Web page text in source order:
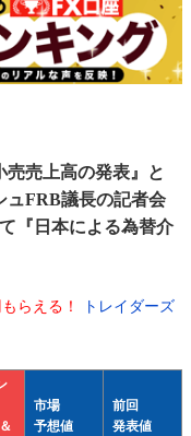
売上高の発表』と
ュFRB議長の記者会
『日本による為替介
らえる！
トレイダーズ
市場
予想値
前回
発表値